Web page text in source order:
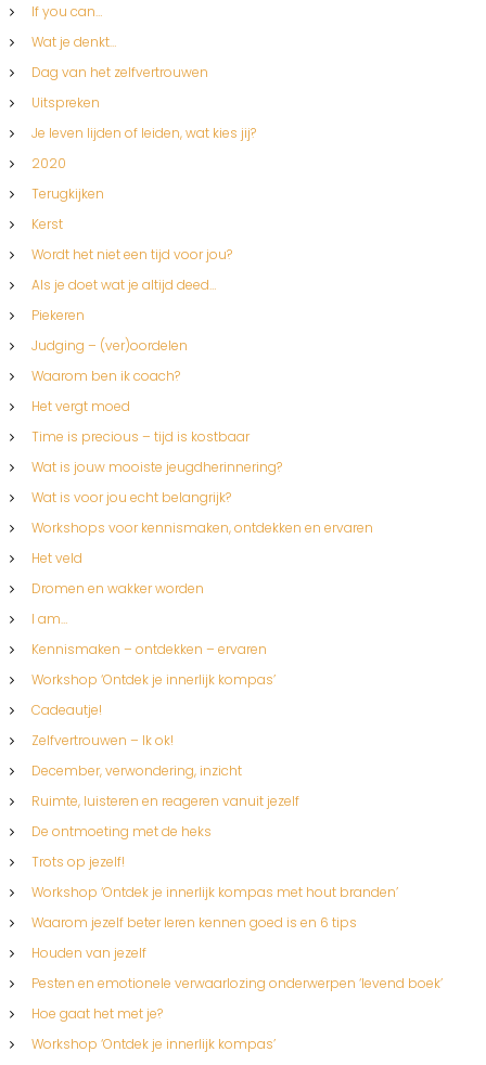
If you can…
Wat je denkt…
Dag van het zelfvertrouwen
Uitspreken
Je leven lijden of leiden, wat kies jij?
2020
Terugkijken
Kerst
Wordt het niet een tijd voor jou?
Als je doet wat je altijd deed…
Piekeren
Judging – (ver)oordelen
Waarom ben ik coach?
Het vergt moed
Time is precious – tijd is kostbaar
Wat is jouw mooiste jeugdherinnering?
Wat is voor jou echt belangrijk?
Workshops voor kennismaken, ontdekken en ervaren
Het veld
Dromen en wakker worden
I am…
Kennismaken – ontdekken – ervaren
Workshop ‘Ontdek je innerlijk kompas’
Cadeautje!
Zelfvertrouwen – Ik ok!
December, verwondering, inzicht
Ruimte, luisteren en reageren vanuit jezelf
De ontmoeting met de heks
Trots op jezelf!
Workshop ‘Ontdek je innerlijk kompas met hout branden’
Waarom jezelf beter leren kennen goed is en 6 tips
Houden van jezelf
Pesten en emotionele verwaarlozing onderwerpen ‘levend boek’
Hoe gaat het met je?
Workshop ‘Ontdek je innerlijk kompas’